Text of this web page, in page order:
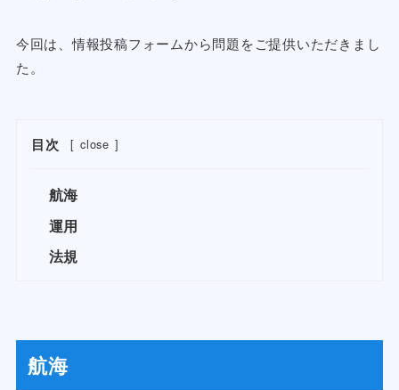
今回は、情報投稿フォームから問題をご提供いただきまし
た。
目次 [ close ]
航海
運用
法規
航海